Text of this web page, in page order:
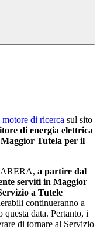
motore di ricerca sul sito
di energia elettrica
Tutela per il
ARERA, a partire dal
serviti in Maggior
a Tutele
continueranno a
data. Pertanto, i
di tornare al Servizio